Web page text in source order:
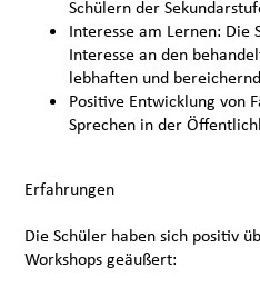
Schülern der
Interesse am Lernen: Die
Interesse an den
lebhaften und
Positive Entwicklung von
Sprechen in der
Erfahrungen
Die Schüler haben sich positiv
Workshops geäußert: